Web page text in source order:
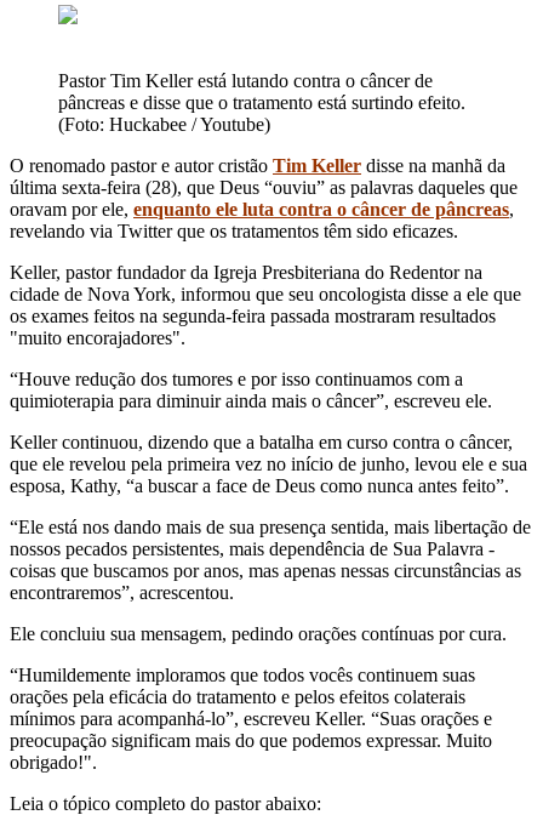
Pastor Tim Keller está lutando contra o câncer de
pâncreas e disse que o tratamento está surtindo efeito.
(Foto: Huckabee / Youtube)
O renomado pastor e autor cristão Tim Keller disse na manhã da
última sexta-feira (28), que Deus “ouviu” as palavras daqueles que
oravam por ele, enquanto ele luta contra o câncer de pâncreas,
revelando via Twitter que os tratamentos têm sido eficazes.
Keller, pastor fundador da Igreja Presbiteriana do Redentor na
cidade de Nova York, informou que seu oncologista disse a ele que
os exames feitos na segunda-feira passada mostraram resultados
"muito encorajadores".
“Houve redução dos tumores e por isso continuamos com a
quimioterapia para diminuir ainda mais o câncer”, escreveu ele.
Keller continuou, dizendo que a batalha em curso contra o câncer,
que ele revelou pela primeira vez no início de junho, levou ele e sua
esposa, Kathy, “a buscar a face de Deus como nunca antes feito”.
“Ele está nos dando mais de sua presença sentida, mais libertação de
nossos pecados persistentes, mais dependência de Sua Palavra -
coisas que buscamos por anos, mas apenas nessas circunstâncias as
encontraremos”, acrescentou.
Ele concluiu sua mensagem, pedindo orações contínuas por cura.
“Humildemente imploramos que todos vocês continuem suas
orações pela eficácia do tratamento e pelos efeitos colaterais
mínimos para acompanhá-lo”, escreveu Keller. “Suas orações e
preocupação significam mais do que podemos expressar. Muito
obrigado!".
Leia o tópico completo do pastor abaixo: